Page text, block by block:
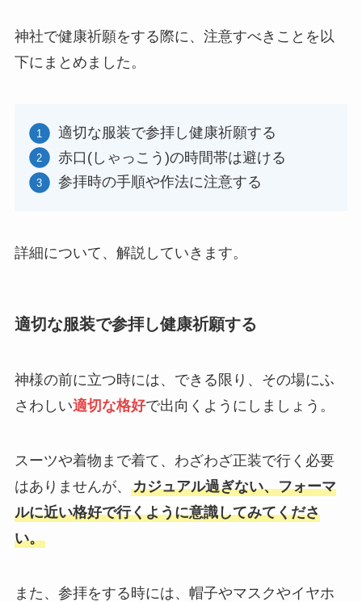
神社で健康祈願をする際に、注意すべきことを以
下にまとめました。
適切な服装で参拝し健康祈願する
赤口(しゃっこう)の時間帯は避ける
参拝時の手順や作法に注意する
詳細について、解説していきます。
適切な服装で参拝し健康祈願する
神様の前に立つ時には、できる限り、その場にふ
さわしい適切な格好で出向くようにしましょう。
スーツや着物まで着て、わざわざ正装で行く必要
はありませんが、 カジュアル過ぎない、フォーマ
ルに近い格好で行くように意識してみてくださ
い。
また、参拝をする時には、帽子やマスクやイヤホ